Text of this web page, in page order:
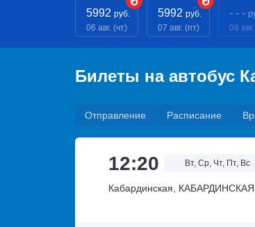
5992 руб.
06 авг. (чт)
5992 руб.
07 авг. (пт)
- - -
08
Билеты на автобус
Отправление Расписание
12:20 Вт, Ср, Чт, Пт, Вс
Кабардинская,